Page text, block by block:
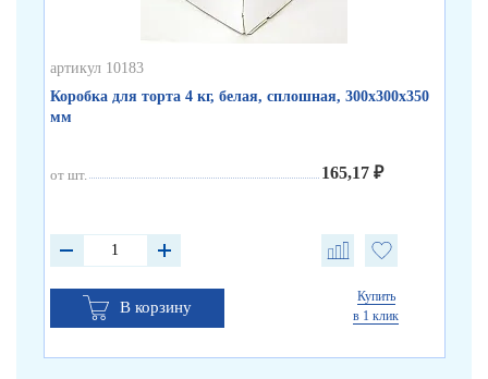
артикул 10183
Коробка для торта 4 кг, белая, сплошная, 300х300х350
мм
от шт. 165,17 ₽
В корзину
Купить
в 1 клик